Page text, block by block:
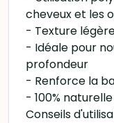
cheveux et les
- Texture
- Idéale pour
profondeur
- Renforce la
- 100%
Conseils